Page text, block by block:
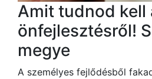
Amit tudnod kell
önfejlesztésről!
megye
A személyes fejlődésből